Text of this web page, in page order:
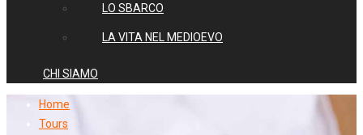
LO SBARCO
LA VITA NEL MEDIOEVO
CHI SIAMO
Home
Tours